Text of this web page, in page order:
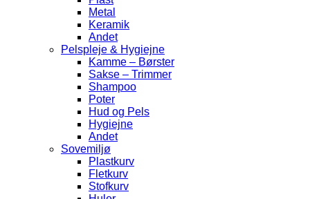
Metal
Keramik
Andet
Pelspleje & Hygiejne
Kamme – Børster
Sakse – Trimmer
Shampoo
Poter
Hud og Pels
Hygiejne
Andet
Sovemiljø
Plastkurv
Fletkurv
Stofkurv